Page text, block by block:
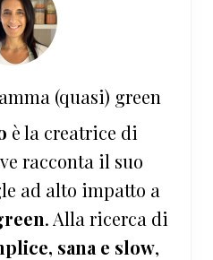
(quasi) green
è la creatrice di
racconta il suo
ad alto impatto a
. Alla ricerca di
sana e slow,